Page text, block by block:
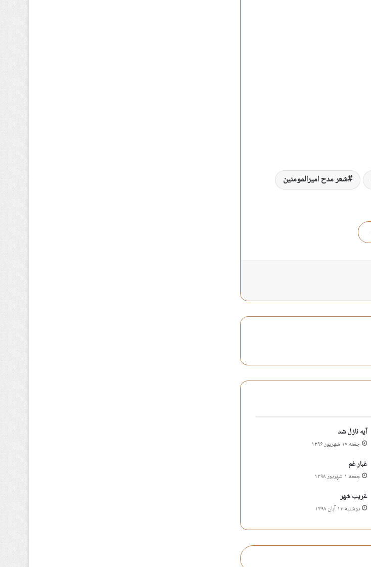
شعر مدح اميرالمومنين
آیه نازل شد
جمعه ۱۷ شهریور ۱۳۹۶
غبار غم
جمعه ۱ شهریور ۱۳۹۸
غریب شهر
دوشنبه ۱۳ آبان ۱۳۹۸